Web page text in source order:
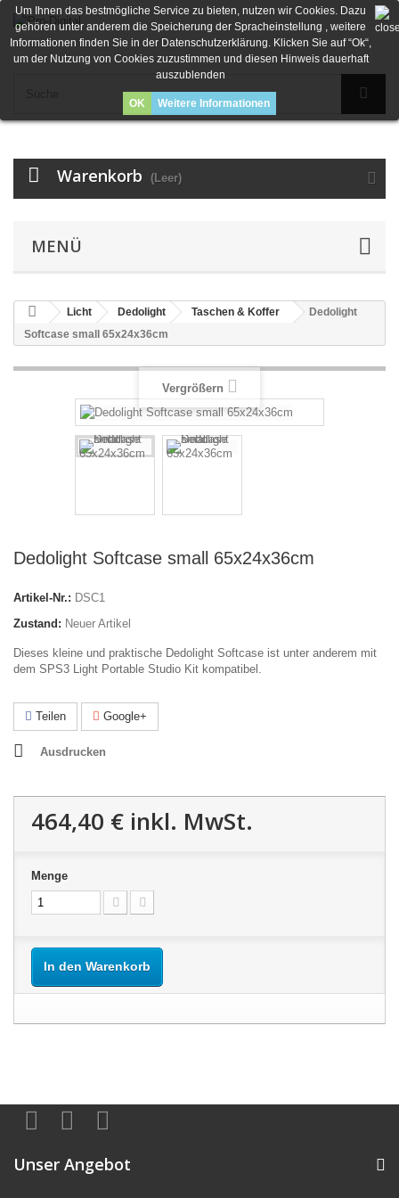
Warenkorb (Leer)
MENÜ
Um Ihnen das bestmögliche Service zu bieten, nutzen wir Cookies. Dazu
gehören unter anderem die Speicherung der Spracheinstellung , weitere
Informationen finden Sie in der Datenschutzerklärung. Klicken Sie auf “Ok“,
um der Nutzung von Cookies zuzustimmen und diesen Hinweis dauerhaft
auszublenden
OK Weitere Informationen
Licht Dedolight Taschen & Koffer
Dedolight
Softcase small 65x24x36cm
Vergrößern
Dedolight Softcase small 65x24x36cm
Artikel-Nr.: DSC1
Zustand: Neuer Artikel
Dieses kleine und praktische Dedolight Softcase ist unter anderem mit
dem SPS3 Light Portable Studio Kit kompatibel.
Teilen Google+
Ausdrucken
464,40 € inkl. MwSt.
Menge
In den Warenkorb
Unser Angebot